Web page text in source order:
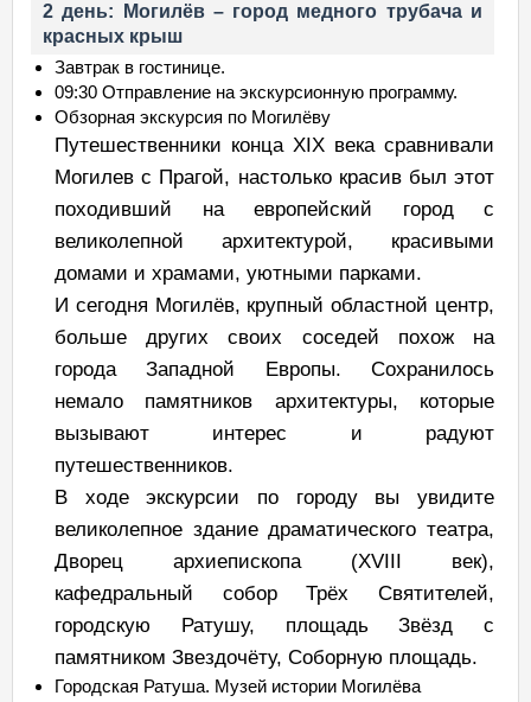
2 день: Могилёв – город медного трубача и
красных крыш
Завтрак в гостинице.
09:30 Отправление на экскурсионную программу.
Обзорная экскурсия по Могилёву
Путешественники конца XIX века сравнивали
Могилев с Прагой, настолько красив был этот
походивший на европейский город с
великолепной архитектурой, красивыми
домами и храмами, уютными парками.
И сегодня Могилёв, крупный областной центр,
больше других своих соседей похож на
города Западной Европы. Сохранилось
немало памятников архитектуры, которые
вызывают интерес и радуют
путешественников.
В ходе экскурсии по городу вы увидите
великолепное здание драматического театра,
Дворец архиепископа (XVIII век),
кафедральный собор Трёх Святителей,
городскую Ратушу, площадь Звёзд с
памятником Звездочёту, Соборную площадь.
Городская Ратуша. Музей истории Могилёва